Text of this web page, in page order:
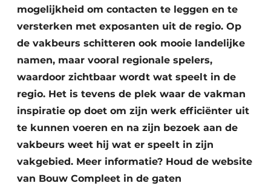
mogelijkheid om contacten te leggen en te
versterken met exposanten uit de regio. Op
de vakbeurs schitteren ook mooie landelijke
namen, maar vooral regionale spelers,
waardoor zichtbaar wordt wat speelt in de
regio. Het is tevens de plek waar de vakman
inspiratie op doet om zijn werk efficiënter uit
te kunnen voeren en na zijn bezoek aan de
vakbeurs weet hij wat er speelt in zijn
vakgebied. Meer informatie? Houd de website
van Bouw Compleet in de gaten